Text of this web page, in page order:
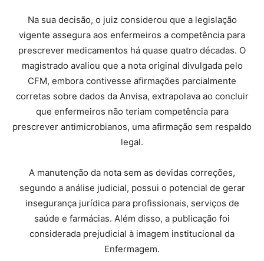
Na sua decisão, o juiz considerou que a legislação
vigente assegura aos enfermeiros a competência para
prescrever medicamentos há quase quatro décadas. O
magistrado avaliou que a nota original divulgada pelo
CFM, embora contivesse afirmações parcialmente
corretas sobre dados da Anvisa, extrapolava ao concluir
que enfermeiros não teriam competência para
prescrever antimicrobianos, uma afirmação sem respaldo
legal.
A manutenção da nota sem as devidas correções,
segundo a análise judicial, possui o potencial de gerar
insegurança jurídica para profissionais, serviços de
saúde e farmácias. Além disso, a publicação foi
considerada prejudicial à imagem institucional da
Enfermagem.